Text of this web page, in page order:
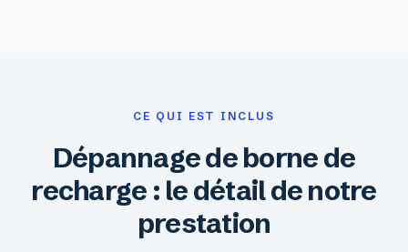
CE QUI EST INCLUS
Dépannage de borne de
recharge : le détail de notre
prestation